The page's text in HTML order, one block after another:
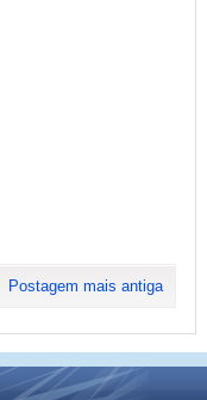
Postagem mais antiga